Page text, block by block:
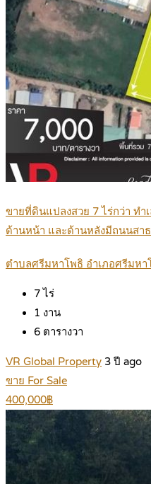
ขายที่ดินแปลงสวย 7 ไร่กว่า ทำ
ด้านหน้า และด้านหลังมีถนนสา
ตำบลศรีมหาโพธิ อำเภอศรีมห
7ไร่
1 งาน
6 ตารางวา
VR Global Property 3 ปี ago
ขาย For Sale
400,000฿